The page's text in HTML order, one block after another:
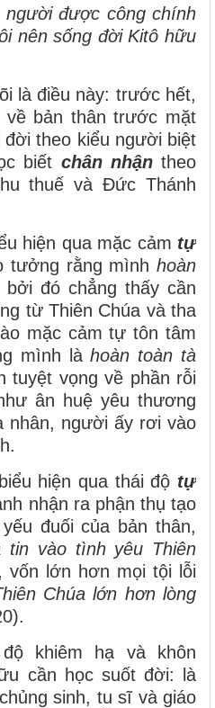
được công chính
nên sống đời Kitô hữu
là điều này: trước hết,
bản thân trước mặt
theo kiểu người biệt
biết chân nhậntheo
thuế và Đức Thánh
hiện qua mặc cảm tự
tưởng rằng mình hoàn
bởi đó chẳng thấy cần
từ Thiên Chúa và tha
mặc cảm tự tôn tâm
mình làhoàn toàn tà
tuyệt vọng về phần rỗi
ân huệ yêu thương
nhân, người ấy rơi vào
biểu hiện qua thái độ tự
nhận ra phận thụ tạo
đuối của bản thân,
tin vào tình yêu Thiên
vốn lớn hơn mọi tội lỗi
Chúa lớn hơn lòng
khiêm hạ và khôn
cần học suốt đời: là
sinh, tu sĩ và giáo